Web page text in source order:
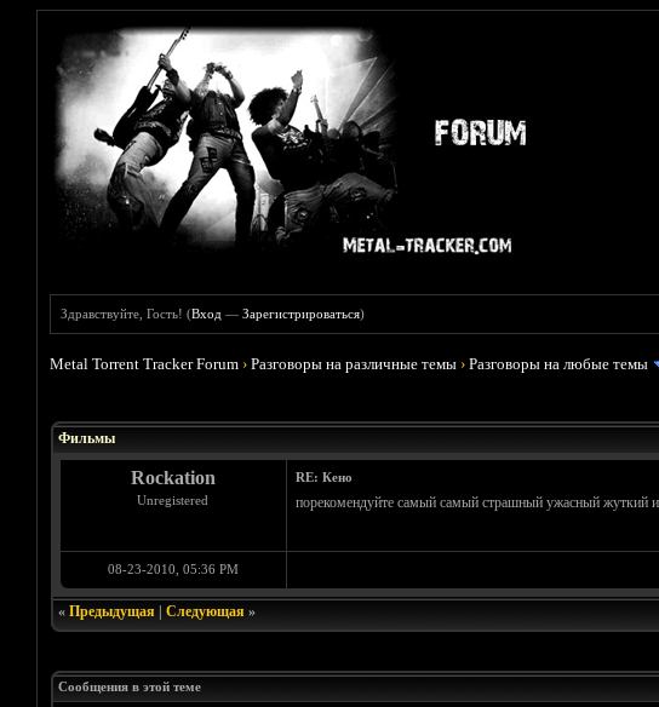
Здравствуйте, Гость! (Вход —Зарегистрироваться)
Metal Torrent Tracker Forum ›Разговоры на различные темы ›Разговоры на любые темы
Фильмы
Rockation
Unregistered
RE: Кено
порекомендуйте самый самый страшный ужасный жуткий
08-23-2010, 05:36 PM
« Предыдущая| Следующая»
Сообщения в этой теме